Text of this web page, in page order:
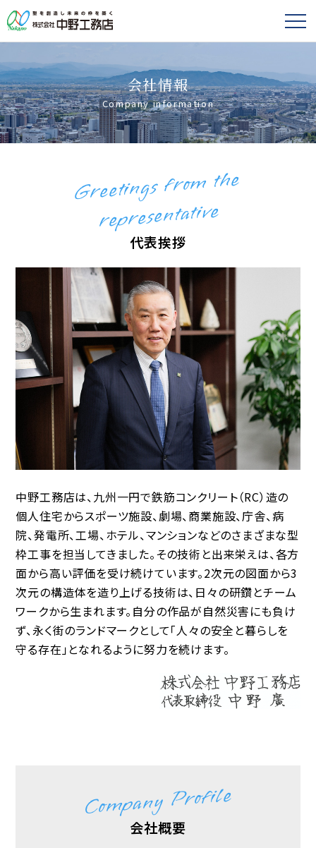
会社情報
Company information
Greetings fro
m the
representative
代表挨拶
中野工務店は、九州一円で鉄筋コンクリート（RC）造の
個人住宅からスポーツ施設、劇場、商業施設、庁舎、病
院、発電所、工場、ホテル、マンションなどのさまざまな型
枠工事を担当してきました。その技術と出来栄えは、各方
面から高い評価を受け続けています。2次元の図面から3
次元の構造体を造り上げる技術は、日々の研鑽とチーム
ワークから生まれます。自分の作品が自然災害にも負け
ず、永く街のランドマークとして「人々の安全と暮らしを
守る存在」となれるように努力を続けます。
Company Profile
会社概要